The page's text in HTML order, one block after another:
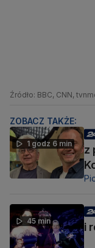
Źródło: BBC, CNN,
ZOBACZ TAKŻE:
1 godz 6 min
z
45 min
i